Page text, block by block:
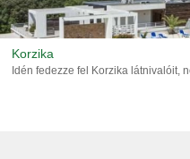
Korzika
Idén fedezze fel Korzika látnivalóit,